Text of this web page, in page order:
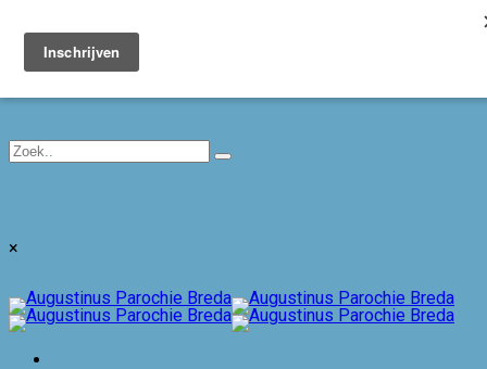
Toggle navigation
×